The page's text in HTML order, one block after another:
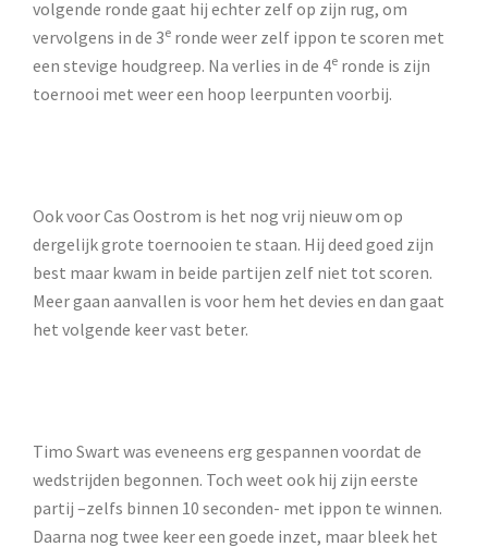
volgende ronde gaat hij echter zelf op zijn rug, om
vervolgens in de 3e ronde weer zelf ippon te scoren met
een stevige houdgreep. Na verlies in de 4e ronde is zijn
toernooi met weer een hoop leerpunten voorbij.
Ook voor Cas Oostrom is het nog vrij nieuw om op
dergelijk grote toernooien te staan. Hij deed goed zijn
best maar kwam in beide partijen zelf niet tot scoren.
Meer gaan aanvallen is voor hem het devies en dan gaat
het volgende keer vast beter.
Timo Swart was eveneens erg gespannen voordat de
wedstrijden begonnen. Toch weet ook hij zijn eerste
partij –zelfs binnen 10 seconden- met ippon te winnen.
Daarna nog twee keer een goede inzet, maar bleek het